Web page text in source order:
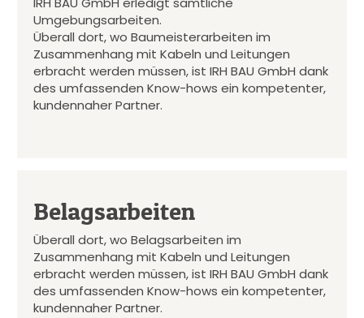
Umgebungsarbeiten.
Überall dort, wo Baumeisterarbeiten im
Zusammenhang mit Kabeln und Leitungen
erbracht werden müssen, ist IRH BAU GmbH dank
des umfassenden Know-hows ein kompetenter,
kundennaher Partner.
Belagsarbeiten
Überall dort, wo Belagsarbeiten im
Zusammenhang mit Kabeln und Leitungen
erbracht werden müssen, ist IRH BAU GmbH dank
des umfassenden Know-hows ein kompetenter,
kundennaher Partner.